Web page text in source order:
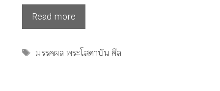
Read more
Tags
มรรคผล พระโสดาบัน ศีล